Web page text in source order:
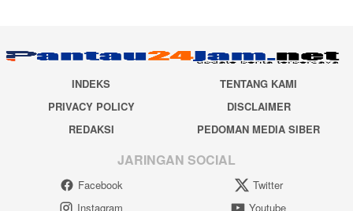
INDEKS
TENTANG KAMI
PRIVACY POLICY
DISCLAIMER
REDAKSI
PEDOMAN MEDIA SIBER
JARINGAN SOCIAL
Facebook
Twitter
Instagram
Youtube